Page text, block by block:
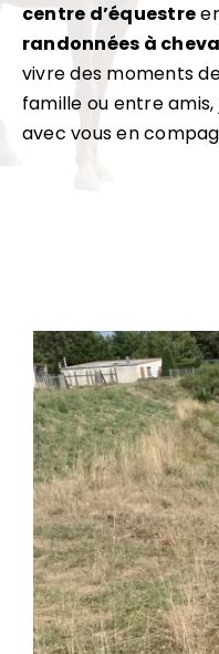
centre d’équestre
randonnées à
vivre des moments
famille ou entre
avec vous en